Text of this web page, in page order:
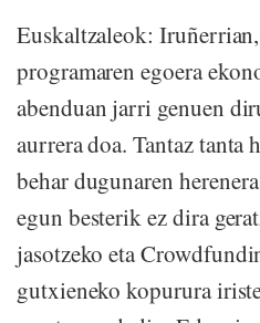
Euskaltzaleok:
programaren egoera
abenduan jarri genuen
aurrera doa. Tantaz tanta
behar dugunaren
egun besterik ez dira
jasotzeko eta
gutxieneko kopurura